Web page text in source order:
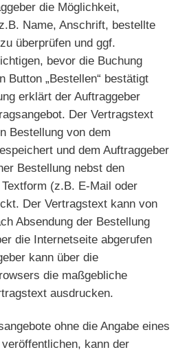
die Möglichkeit,
Name, Anschrift, bestellte
überprüfen und ggf.
bevor die Buchung
Button „Bestellen“ bestätigt
erklärt der Auftraggeber
Der Vertragstext
Bestellung von dem
und dem Auftraggeber
Bestellung nebst den
(z.B. E-Mail oder
Der Vertragstext kann von
Absendung der Bestellung
die Internetseite abgerufen
kann über die
die maßgebliche
ausdrucken.
ohne die Angabe eines
kann der